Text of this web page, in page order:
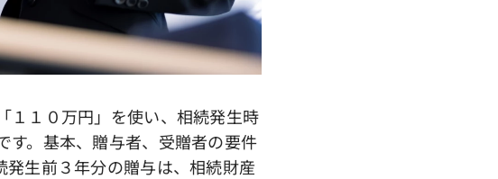
１１０万円」を使い、相続発生時
す。基本、贈与者、受贈者の要件
生前３年分の贈与は、相続財産